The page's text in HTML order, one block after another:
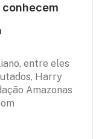
entre eles
Harry
Amazonas